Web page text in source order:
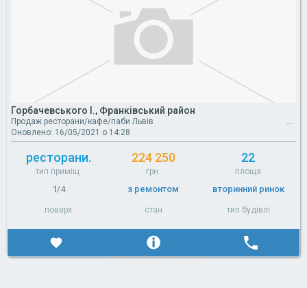
Горбачевського І., Франківський район
Продаж ресторани/кафе/паби Львів
Оновлено: 16/05/2021 о 14:28
ресторани.
тип приміщ.
224 250
грн.
22
площа
1/4
поверх
з ремонтом
стан
вторинний ринок
тип будівлі